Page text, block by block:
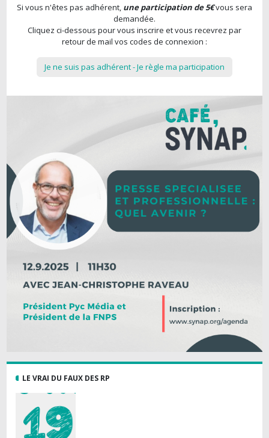
Si vous n'êtes pas adhérent, une participation de 5€vous sera
demandée.
Cliquez ci-dessous pour vous inscrire et vous recevrez par
retour de mail vos codes de connexion :
Je ne suis pas adhérent - Je règle ma participation
LE VRAI DU FAUX DES RP